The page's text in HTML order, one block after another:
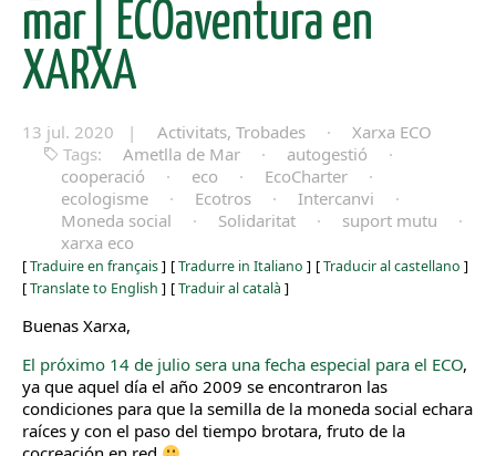
mar] ECOaventura en
XARXA
13 jul. 2020 | Activitats, Trobades ·
Xarxa ECO
Tags:
Ametlla de Mar · autogestió
·
cooperació
· eco · EcoCharter
·
ecologisme
· Ecotros · Intercanvi
·
Moneda social
· Solidaritat · suport mutu
·
xarxa eco
[Traduire en français] [Tradurre in Italiano ] [Traducir al castellano ]
[Translate to English ] [Traduir al català ]
Buenas Xarxa,
El próximo 14 de julio sera una fecha especial para el ECO,
ya que aquel día el año 2009 se encontraron las
condiciones para que la semilla de la moneda social echara
raíces y con el paso del tiempo brotara, fruto de la